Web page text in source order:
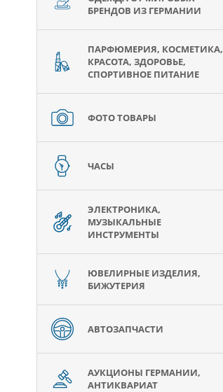
БРЕНДОВ ИЗ ГЕРМАНИИ
ПАРФЮМЕРИЯ, КОСМЕТИКА,
КРАСОТА, ЗДОРОВЬЕ,
СПОРТИВНОЕ ПИТАНИЕ
ФОТО ТОВАРЫ
ЧАСЫ
ЭЛЕКТРОНИКА,
МУЗЫКАЛЬНЫЕ
ИНСТРУМЕНТЫ
ЮВЕЛИРНЫЕ ИЗДЕЛИЯ,
БИЖУТЕРИЯ
АВТОЗАПЧАСТИ
АУКЦИОНЫ ГЕРМАНИИ,
АНТИКВАРИАТ